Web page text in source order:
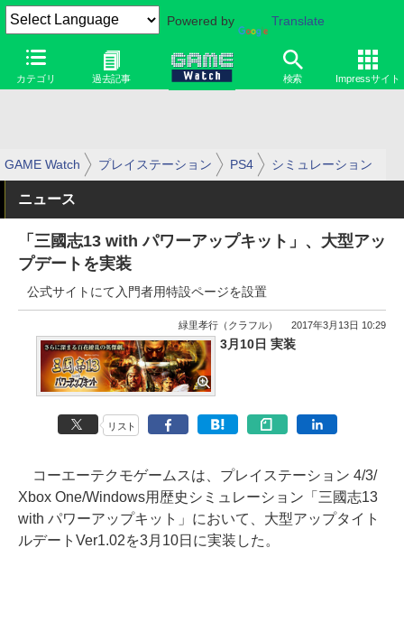
Powered by Translate
カテゴリ 過去記事 検索 Impressサイト
GAME Watch プレイステーション PS4 シミュレーション
ニュース
「三國志13 with パワーアップキット」、大型アッ
プデートを実装
公式サイトにて入門者用特設ページを設置
緑里孝行（クラフル） 2017年3月13日 10:29
3月10日 実装
リスト
コーエーテクモゲームスは、プレイステーション 4/3/
Xbox One/Windows用歴史シミュレーション「三國志13
with パワーアップキット」において、大型アップタイト
ルデートVer1.02を3月10日に実装した。